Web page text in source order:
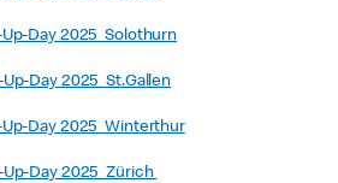
Day 2025_Solothurn
Day 2025_St.Gallen
Day 2025_Winterthur
Day 2025_Zürich